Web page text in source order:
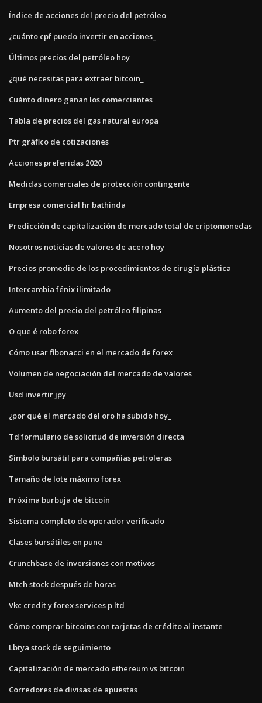
Índice de acciones del precio del petróleo
¿cuánto cpf puedo invertir en acciones_
Últimos precios del petróleo hoy
¿qué necesitas para extraer bitcoin_
Cuánto dinero ganan los comerciantes
Tabla de precios del gas natural europa
Ptr gráfico de cotizaciones
Acciones preferidas 2020
Medidas comerciales de protección contingente
Empresa comercial hr bathinda
Predicción de capitalización de mercado total de criptomonedas
Nosotros noticias de valores de acero hoy
Precios promedio de los procedimientos de cirugía plástica
Intercambia fénix ilimitado
Aumento del precio del petróleo filipinas
O que é robo forex
Cómo usar fibonacci en el mercado de forex
Volumen de negociación del mercado de valores
Usd invertir jpy
¿por qué el mercado del oro ha subido hoy_
Td formulario de solicitud de inversión directa
Símbolo bursátil para compañías petroleras
Tamaño de lote máximo forex
Próxima burbuja de bitcoin
Sistema completo de operador verificado
Clases bursátiles en pune
Crunchbase de inversiones con motivos
Mtch stock después de horas
Vkc credit y forex services p ltd
Cómo comprar bitcoins con tarjetas de crédito al instante
Lbtya stock de seguimiento
Capitalización de mercado ethereum vs bitcoin
Corredores de divisas de apuestas